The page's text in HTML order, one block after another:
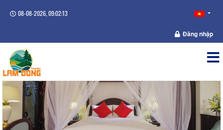
08-08-2026, 09:02:13
Đăng nhập